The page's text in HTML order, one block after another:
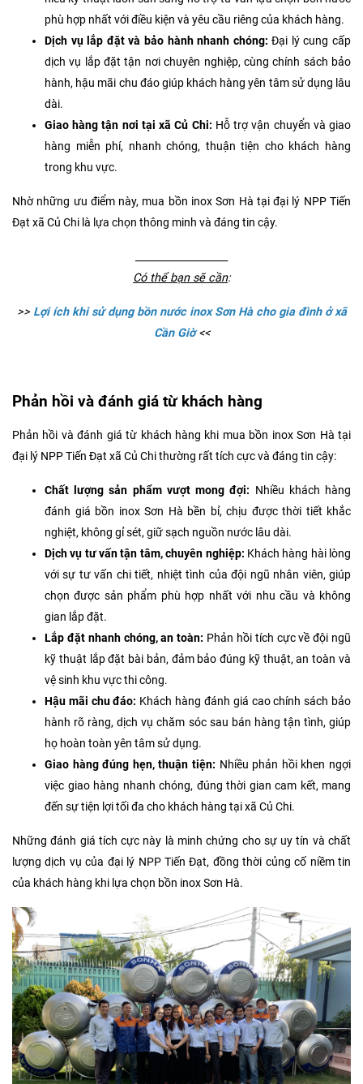
phù hợp nhất với điều kiện và yêu cầu riêng của khách hàng.
Dịch vụ lắp đặt và bảo hành nhanh chóng: Đại lý cung cấp
dịch vụ lắp đặt tận nơi chuyên nghiệp, cùng chính sách bảo
hành, hậu mãi chu đáo giúp khách hàng yên tâm sử dụng lâu
dài.
Giao hàng tận nơi tại xã Củ Chi: Hỗ trợ vận chuyển và giao
hàng miễn phí, nhanh chóng, thuận tiện cho khách hàng
trong khu vực.
Nhờ những ưu điểm này, mua bồn inox Sơn Hà tại đại lý NPP Tiến
Đạt xã Củ Chi là lựa chọn thông minh và đáng tin cậy.
Có thể bạn sẽ cần:
>> Lợi ích khi sử dụng bồn nước inox Sơn Hà cho gia đình ở xã
Cần Giờ <<
Phản hồi và đánh giá từ khách hàng
Phản hồi và đánh giá từ khách hàng khi mua bồn inox Sơn Hà tại
đại lý NPP Tiến Đạt xã Củ Chi thường rất tích cực và đáng tin cậy:
Chất lượng sản phẩm vượt mong đợi: Nhiều khách hàng
đánh giá bồn inox Sơn Hà bền bỉ, chịu được thời tiết khắc
nghiệt, không gỉ sét, giữ sạch nguồn nước lâu dài.
Dịch vụ tư vấn tận tâm, chuyên nghiệp: Khách hàng hài lòng
với sự tư vấn chi tiết, nhiệt tình của đội ngũ nhân viên, giúp
chọn được sản phẩm phù hợp nhất với nhu cầu và không
gian lắp đặt.
Lắp đặt nhanh chóng, an toàn: Phản hồi tích cực về đội ngũ
kỹ thuật lắp đặt bài bản, đảm bảo đúng kỹ thuật, an toàn và
vệ sinh khu vực thi công.
Hậu mãi chu đáo: Khách hàng đánh giá cao chính sách bảo
hành rõ ràng, dịch vụ chăm sóc sau bán hàng tận tình, giúp
họ hoàn toàn yên tâm sử dụng.
Giao hàng đúng hẹn, thuận tiện: Nhiều phản hồi khen ngợi
việc giao hàng nhanh chóng, đúng thời gian cam kết, mang
đến sự tiện lợi tối đa cho khách hàng tại xã Củ Chi.
Những đánh giá tích cực này là minh chứng cho sự uy tín và chất
lượng dịch vụ của đại lý NPP Tiến Đạt, đồng thời củng cố niềm tin
của khách hàng khi lựa chọn bồn inox Sơn Hà.